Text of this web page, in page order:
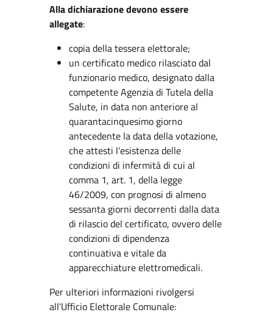
Alla dichiarazione devono essere
allegate:
copia della tessera elettorale;
un certificato medico rilasciato dal
funzionario medico, designato dalla
competente Agenzia di Tutela della
Salute, in data non anteriore al
quarantacinquesimo giorno
antecedente la data della votazione,
che attesti l’esistenza delle
condizioni di infermità di cui al
comma 1, art. 1, della legge
46/2009, con prognosi di almeno
sessanta giorni decorrenti dalla data
di rilascio del certificato, ovvero delle
condizioni di dipendenza
continuativa e vitale da
apparecchiature elettromedicali.
Per ulteriori informazioni rivolgersi
all’Ufficio Elettorale Comunale: